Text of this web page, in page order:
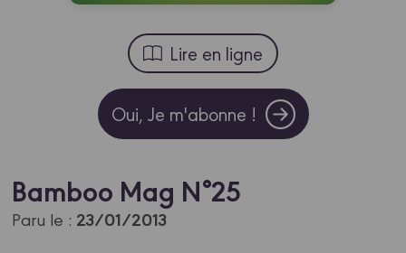
Lire en ligne
Oui, Je m'abonne !
Bamboo Mag N°25
Paru le : 23/01/2013